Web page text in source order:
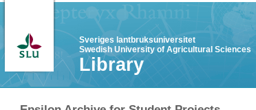
Sveriges lantbruksuniversitet
Swedish University of Agricultural Sciences
Library